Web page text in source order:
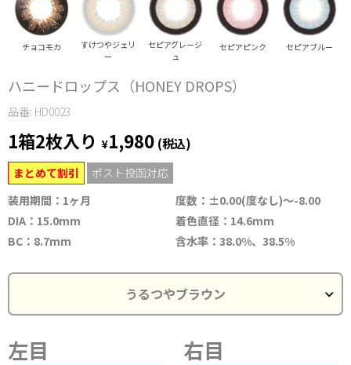
チョコモカ
すけつやジェリ
ー
セピアグレージ
ュ
セピアピンク セピアブルー
ハニードロップス（HONEY DROPS）
品番: HD0023
1箱2枚入り ¥1,980 (税込)
まとめて割引
ポスト投函対応
装用期間：1ヶ月
度数：±0.00(度なし)～-8.00
DIA：15.0mm
着色直径：14.6mm
BC：8.7mm
含水率：38.0%、38.5%
左目 右目